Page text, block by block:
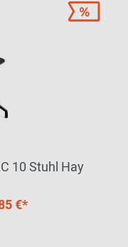
10 Stuhl Hay
€*